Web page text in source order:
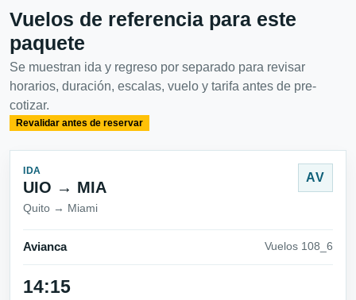
Vuelos de referencia para este
paquete
Se muestran ida y regreso por separado para revisar
horarios, duración, escalas, vuelo y tarifa antes de pre-
cotizar.
Revalidar antes de reservar
IDA
UIO → MIA
Quito → Miami
AV
Avianca Vuelos 108_6
14:15